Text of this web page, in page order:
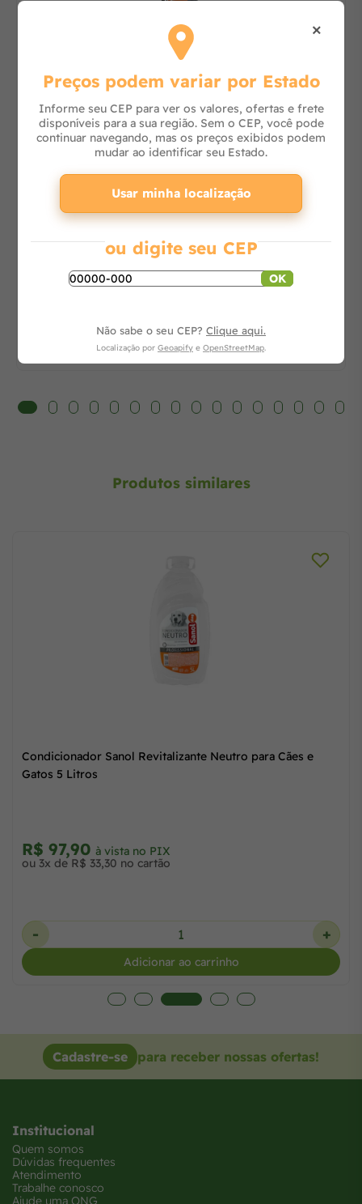
Lavadora de Alta Pressão J6000 M16 Clean
Consulte
Produtos similares
Condicionador Sanol Revitalizante Neutro para Cães e
Gatos 5 Litros
R$ 97,90 à vista no PIX
ou 3x de R$ 33,30 no cartão
- +
Adicionar ao carrinho
Cadastre-se para receber nossas ofertas!
Institucional
Quem somos
Dúvidas frequentes
Atendimento
Trabalhe conosco
Ajude uma ONG
×
Preços podem variar por Estado
Informe seu CEP para ver os valores, ofertas e frete
disponíveis para a sua região. Sem o CEP, você pode
continuar navegando, mas os preços exibidos podem
mudar ao identificar seu Estado.
Usar minha localização
ou digite seu CEP
OK
Não sabe o seu CEP? Clique aqui.
Localização por Geoapify e OpenStreetMap